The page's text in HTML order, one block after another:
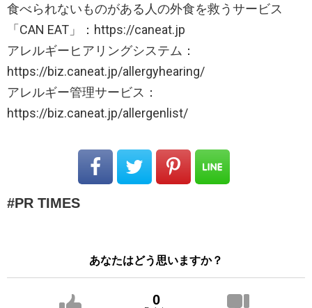
食べられないものがある人の外食を救うサービス
「CAN EAT」：https://caneat.jp
アレルギーヒアリングシステム：
https://biz.caneat.jp/allergyhearing/
アレルギー管理サービス：
https://biz.caneat.jp/allergenlist/
PR TIMES
あなたはどう思いますか？
0